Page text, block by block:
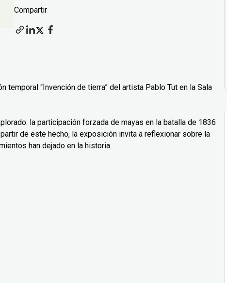
Compartir
“Invención de tierra” del artista Pablo Tut en la Sala
la participación forzada de mayas en la batalla de 1836
de este hecho, la exposición invita a reflexionar sobre la
han dejado en la historia.